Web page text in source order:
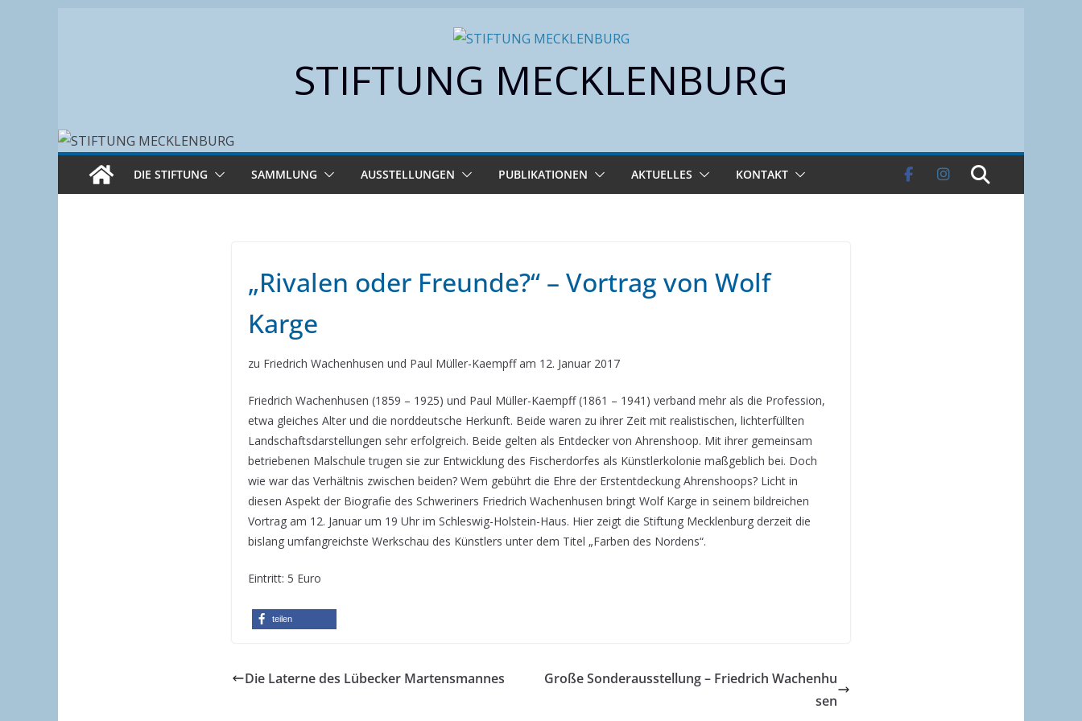
STIFTUNG MECKLENBURG
DIE STIFTUNG SAMMLUNG AUSSTELLUNGEN PUBLIKATIONEN AKTUELLES KONTAKT
„Rivalen oder Freunde?“ – Vortrag von Wolf
Karge
zu Friedrich Wachenhusen und Paul Müller-Kaempff am 12. Januar 2017
Friedrich Wachenhusen (1859 – 1925) und Paul Müller-Kaempff (1861 – 1941) verband mehr als die Profession,
etwa gleiches Alter und die norddeutsche Herkunft. Beide waren zu ihrer Zeit mit realistischen, lichterfüllten
Landschaftsdarstellungen sehr erfolgreich. Beide gelten als Entdecker von Ahrenshoop. Mit ihrer gemeinsam
betriebenen Malschule trugen sie zur Entwicklung des Fischerdorfes als Künstlerkolonie maßgeblich bei. Doch
wie war das Verhältnis zwischen beiden? Wem gebührt die Ehre der Erstentdeckung Ahrenshoops? Licht in
diesen Aspekt der Biografie des Schweriners Friedrich Wachenhusen bringt Wolf Karge in seinem bildreichen
Vortrag am 12. Januar um 19 Uhr im Schleswig-Holstein-Haus. Hier zeigt die Stiftung Mecklenburg derzeit die
bislang umfangreichste Werkschau des Künstlers unter dem Titel „Farben des Nordens“.
Eintritt: 5 Euro
teilen
Die Laterne des Lübecker Martensmannes
Große Sonderausstellung – Friedrich Wachenhu
sen